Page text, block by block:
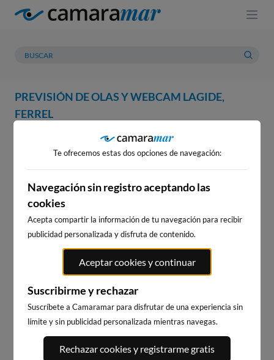
PREVISIÓN DE OLAS Y WEBCAM LAGIDE,
FERREL
PREVISIÓN METEOROLOGÍA
WEBCAM LAGIDE, FERREL
WEBCAMS CERCANAS
308km · Baiona
BAIONA_SANTA_MARTA
308km · Baiona
0.1 m CHOPI
Te ofrecemos estas dos opciones de navegación:
Navegación sin registro aceptando las
cookies
Acepta compartir la información de tu navegación para recibir
publicidad personalizada y disfruta de contenido.
Aceptar cookies y continuar
Suscribirme y rechazar
Suscríbete a Camaramar para disfrutar de una experiencia sin
límite y sin publicidad personalizada mientras navegas.
Rechazar cookies y registrarme gratis